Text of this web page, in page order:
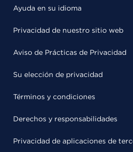
Ayuda en su idioma
Privacidad de nuestro sitio web
Aviso de Prácticas de Privacidad
Su elección de privacidad
Términos y condiciones
Derechos y responsabilidades
Privacidad de aplicaciones de